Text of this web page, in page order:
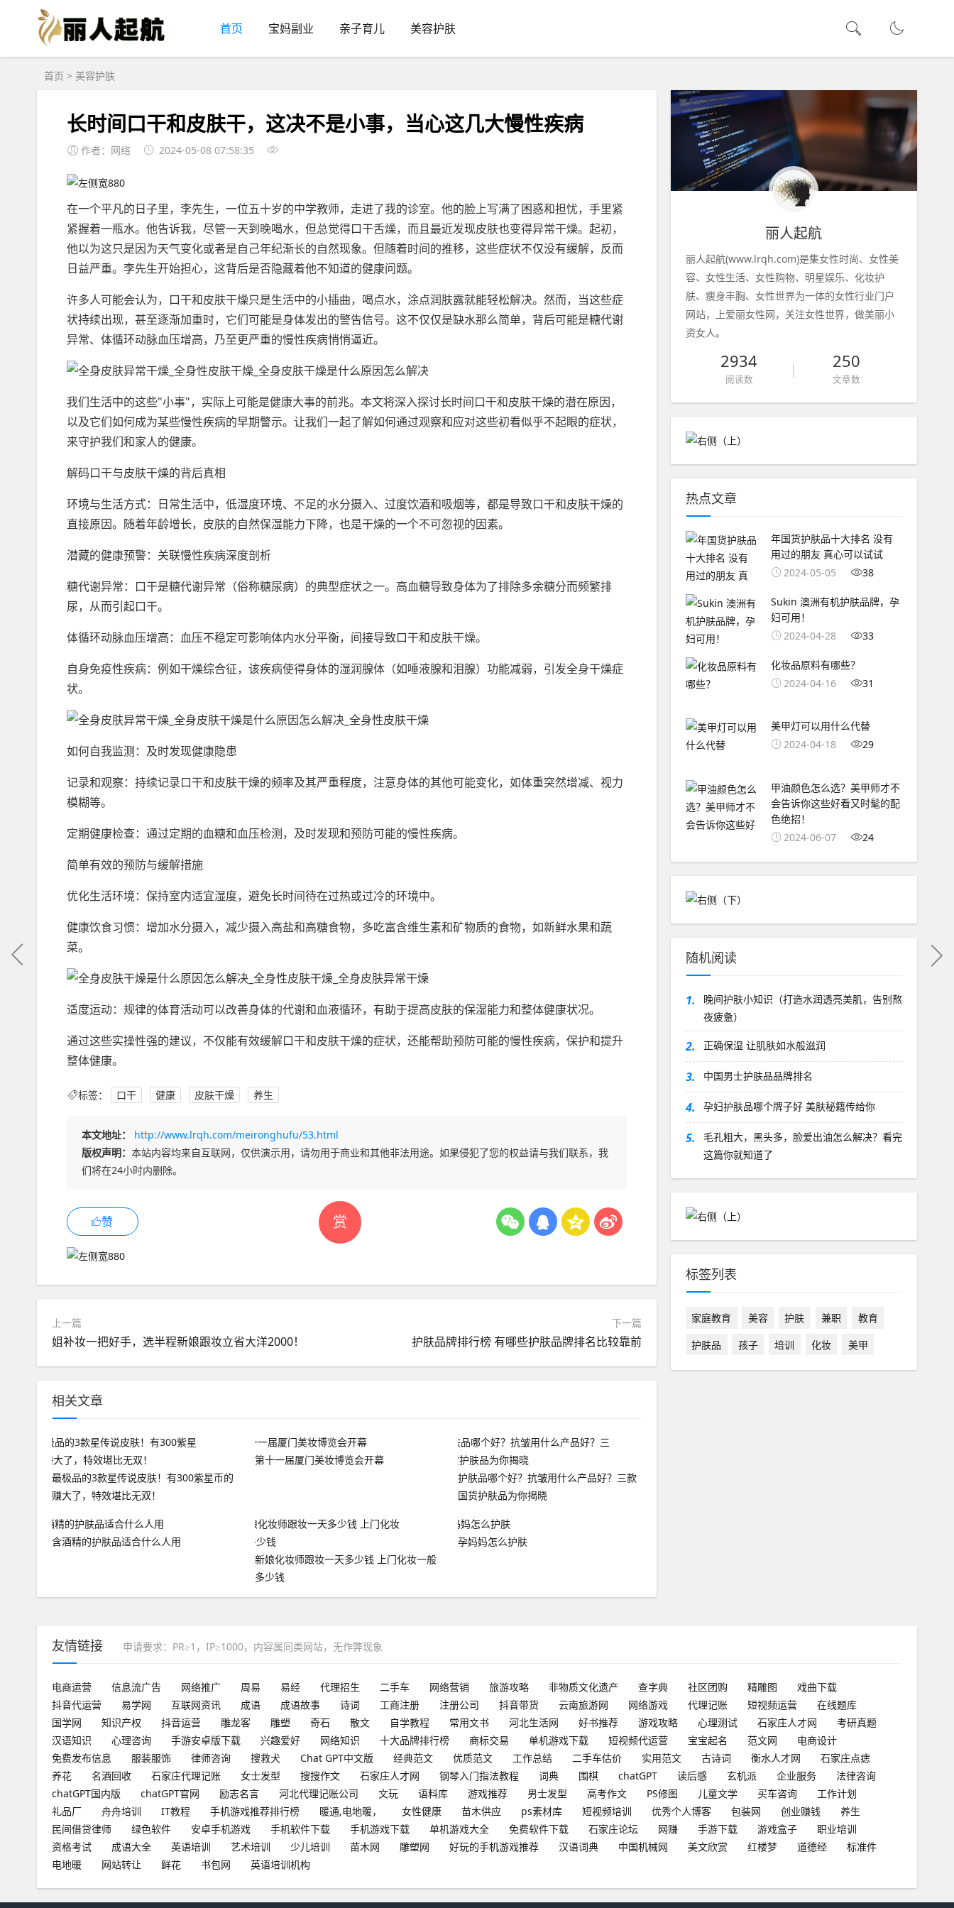
首页 宝妈副业 亲子育儿 美容护肤
首页 > 美容护肤
长时间口干和皮肤干，这决不是小事，当心这几大慢性疾病
作者：网络 2024-05-08 07:58:35
在一个平凡的日子里，李先生，一位五十岁的中学教师，走进了我的诊室。他的脸上写满了困惑和担忧，手里紧
紧握着一瓶水。他告诉我，尽管一天到晚喝水，但总觉得口干舌燥，而且最近发现皮肤也变得异常干燥。起初，
他以为这只是因为天气变化或者是自己年纪渐长的自然现象。但随着时间的推移，这些症状不仅没有缓解，反而
日益严重。李先生开始担心，这背后是否隐藏着他不知道的健康问题。
许多人可能会认为，口干和皮肤干燥只是生活中的小插曲，喝点水，涂点润肤露就能轻松解决。然而，当这些症
状持续出现，甚至逐渐加重时，它们可能是身体发出的警告信号。这不仅仅是缺水那么简单，背后可能是糖代谢
异常、体循环动脉血压增高，乃至更严重的慢性疾病悄悄逼近。
我们生活中的这些"小事"，实际上可能是健康大事的前兆。本文将深入探讨长时间口干和皮肤干燥的潜在原因，
以及它们如何成为某些慢性疾病的早期警示。让我们一起了解如何通过观察和应对这些初看似乎不起眼的症状，
来守护我们和家人的健康。
解码口干与皮肤干燥的背后真相
环境与生活方式：日常生活中，低湿度环境、不足的水分摄入、过度饮酒和吸烟等，都是导致口干和皮肤干燥的
直接原因。随着年龄增长，皮肤的自然保湿能力下降，也是干燥的一个不可忽视的因素。
潜藏的健康预警：关联慢性疾病深度剖析
糖代谢异常：口干是糖代谢异常（俗称糖尿病）的典型症状之一。高血糖导致身体为了排除多余糖分而频繁排
尿，从而引起口干。
体循环动脉血压增高：血压不稳定可影响体内水分平衡，间接导致口干和皮肤干燥。
自身免疫性疾病：例如干燥综合征，该疾病使得身体的湿润腺体（如唾液腺和泪腺）功能减弱，引发全身干燥症
状。
如何自我监测：及时发现健康隐患
记录和观察：持续记录口干和皮肤干燥的频率及其严重程度，注意身体的其他可能变化，如体重突然增减、视力
模糊等。
定期健康检查：通过定期的血糖和血压检测，及时发现和预防可能的慢性疾病。
简单有效的预防与缓解措施
优化生活环境：保持室内适宜湿度，避免长时间待在过热或过冷的环境中。
健康饮食习惯：增加水分摄入，减少摄入高盐和高糖食物，多吃富含维生素和矿物质的食物，如新鲜水果和蔬
菜。
适度运动：规律的体育活动可以改善身体的代谢和血液循环，有助于提高皮肤的保湿能力和整体健康状况。
通过这些实操性强的建议，不仅能有效缓解口干和皮肤干燥的症状，还能帮助预防可能的慢性疾病，保护和提升
整体健康。
标签： 口干 健康 皮肤干燥 养生
赏
本文地址：
http://www.lrqh.com/meironghufu/53.html
版权声明： 本站内容均来自互联网，仅供演示用，请勿用于商业和其他非法用途。如果侵犯了您的权益请与我们联系，我
们将在24小时内删除。
赞
上一篇
姐补妆一把好手，选半程新娘跟妆立省大洋2000！
下一篇
护肤品牌排行榜 有哪些护肤品牌排名比较靠前
相关文章
最极品的3款星传说皮肤！有300紫星币的
赚大了，特效堪比无双！
第十一届厦门美妆博览会开幕
护肤品哪个好？抗皱用什么产品好？三款
国货护肤品为你揭晓
含酒精的护肤品适合什么人用
新娘化妆师跟妆一天多少钱 上门化妆一般
多少钱
孕妈妈怎么护肤
丽人起航
丽人起航(www.lrqh.com)是集女性时尚、女性美
容、女性生活、女性购物、明星娱乐、化妆护
肤、瘦身丰胸、女性世界为一体的女性行业门户
网站，上爱丽女性网，关注女性世界，做美丽小
资女人。
2934
阅读数
250
文章数
热点文章
年国货护肤品十大排名 没有
用过的朋友 真心可以试试
2024-05-05
38
Sukin 澳洲有机护肤品牌，孕
妇可用！
2024-04-28
33
化妆品原料有哪些？
2024-04-16
31
美甲灯可以用什么代替
2024-04-18
29
甲油颜色怎么选？美甲师才不
会告诉你这些好看又时髦的配
色绝招！
2024-06-07
24
随机阅读
1.
晚间护肤小知识（打造水润透亮美肌，告别熬
夜疲惫）
2. 正确保湿 让肌肤如水般滋润
3. 中国男士护肤品品牌排名
4. 孕妇护肤品哪个牌子好 美肤秘籍传给你
5.
毛孔粗大，黑头多，脸爱出油怎么解决？看完
这篇你就知道了
标签列表
家庭教育 美容 护肤 兼职
教育
护肤品
孩子 培训 化妆 美甲
友情链接 申请要求：PR≥1，IP≥1000，内容属同类网站，无作弊现象
电商运营 信息流广告 网络推广 周易 易经 代理招生 二手车 网络营销 旅游攻略 非物质文化遗产 查字典 社区团购 精雕图
戏曲下载
抖音代运营
易学网 互联网资讯 成语 成语故事 诗词 工商注册 注册公司 抖音带货 云南旅游网 网络游戏 代理记账 短视频运营
在线题库
国学网
知识产权 抖音运营 雕龙客 雕塑 奇石 散文 自学教程 常用文书 河北生活网 好书推荐 游戏攻略 心理测试 石家庄人才网
考研真题
汉语知识
心理咨询 手游安卓版下载 兴趣爱好 网络知识 十大品牌排行榜 商标交易 单机游戏下载 短视频代运营 宝宝起名 范文网
电商设计
免费发布信息
服装服饰 律师咨询 搜救犬 Chat GPT中文版 经典范文 优质范文 工作总结 二手车估价 实用范文 古诗词 衡水人才网
石家庄点痣
养花
名酒回收 石家庄代理记账 女士发型 搜搜作文 石家庄人才网 钢琴入门指法教程 词典 围棋 chatGPT 读后感 玄机派 企业服务
法律咨询
chatGPT国内版
chatGPT官网 励志名言 河北代理记账公司 文玩 语料库 游戏推荐 男士发型 高考作文 PS修图 儿童文学 买车咨询
工作计划
礼品厂
舟舟培训 IT教程 手机游戏推荐排行榜 暖通,电地暖， 女性健康 苗木供应 ps素材库 短视频培训 优秀个人博客 包装网 创业赚钱
养生
民间借贷律师
绿色软件 安卓手机游戏 手机软件下载 手机游戏下载 单机游戏大全 免费软件下载 石家庄论坛 网赚 手游下载 游戏盒子
职业培训
资格考试
成语大全 英语培训 艺术培训 少儿培训 苗木网 雕塑网 好玩的手机游戏推荐 汉语词典 中国机械网 美文欣赏 红楼梦 道德经
标准件
电地暖
网站转让 鲜花 书包网 英语培训机构